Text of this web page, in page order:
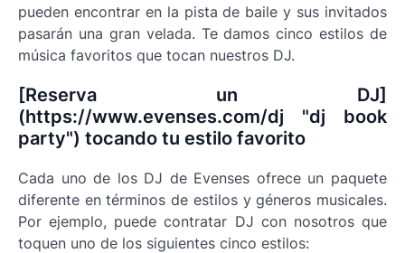
pueden encontrar en la pista de baile y sus invitados
pasarán una gran velada. Te damos cinco estilos de
música favoritos que tocan nuestros DJ.
[Reserva un DJ]
(https://www.evenses.com/dj "dj book
party") tocando tu estilo favorito
Cada uno de los DJ de Evenses ofrece un paquete
diferente en términos de estilos y géneros musicales.
Por ejemplo, puede contratar DJ con nosotros que
toquen uno de los siguientes cinco estilos: